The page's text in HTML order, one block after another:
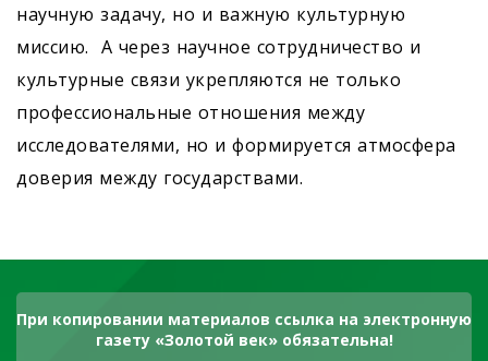
научную задачу, но и важную культурную
миссию. А через научное сотрудничество и
культурные связи укрепляются не только
профессиональные отношения между
исследователями, но и формируется атмосфера
доверия между государствами.
При копировании материалов ссылка на электронную
газету «Золотой век» обязательна!